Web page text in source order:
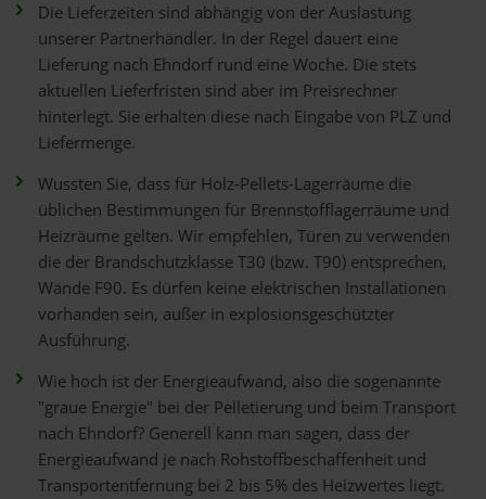
Die Lieferzeiten sind abhängig von der Auslastung
unserer Partnerhändler. In der Regel dauert eine
Lieferung nach Ehndorf rund eine Woche. Die stets
aktuellen Lieferfristen sind aber im Preisrechner
hinterlegt. Sie erhalten diese nach Eingabe von PLZ und
Liefermenge.
Wussten Sie, dass für Holz-Pellets-Lagerräume die
üblichen Bestimmungen für Brennstofflagerräume und
Heizräume gelten. Wir empfehlen, Türen zu verwenden
die der Brandschutzklasse T30 (bzw. T90) entsprechen,
Wände F90. Es dürfen keine elektrischen Installationen
vorhanden sein, außer in explosionsgeschützter
Ausführung.
Wie hoch ist der Energieaufwand, also die sogenannte
"graue Energie" bei der Pelletierung und beim Transport
nach Ehndorf? Generell kann man sagen, dass der
Energieaufwand je nach Rohstoffbeschaffenheit und
Transportentfernung bei 2 bis 5% des Heizwertes liegt.